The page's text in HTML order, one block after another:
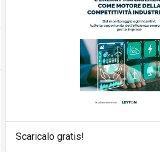
Scaricalo gratis!